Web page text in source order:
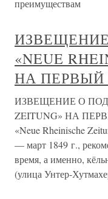
преимуществам
«NEUE
НА ПЕРВЫЙ
ИЗВЕЩЕНИЕ О
ZEITUNG» НА
«Neue Rheinische
— март 1849 г.,
время, а именно,
(улица Унтер-